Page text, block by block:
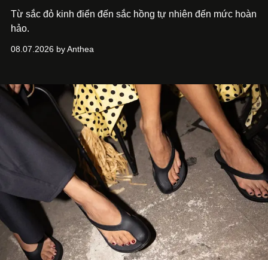
Từ sắc đỏ kinh điển đến sắc hồng tự nhiên đến mức hoàn
hảo.
08.07.2026 by Anthea